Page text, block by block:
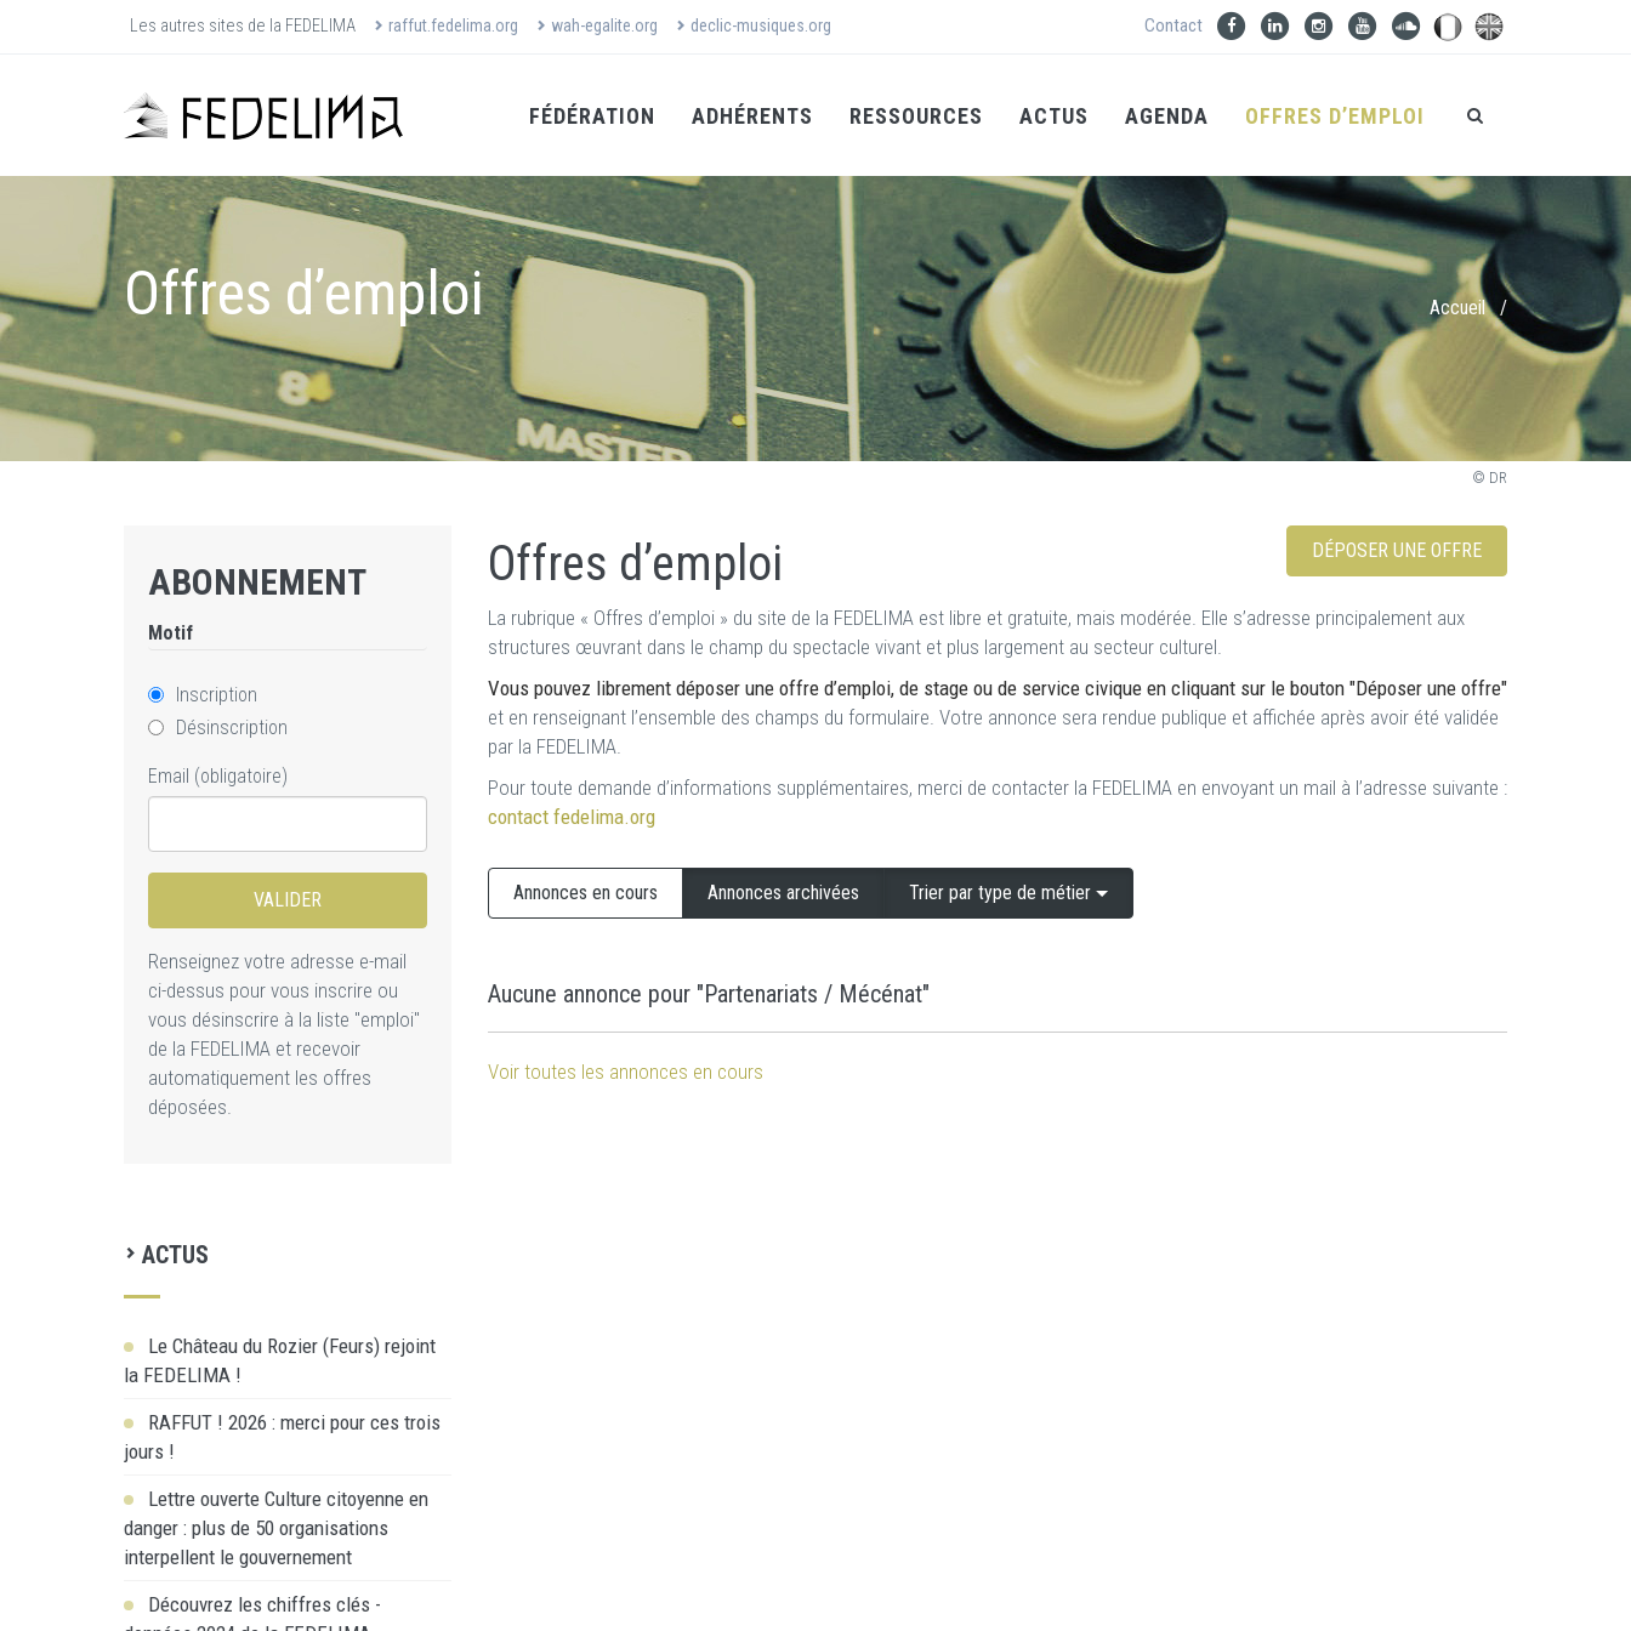
Les autres sites de la FEDELIMA raffut.fedelima.org wah-egalite.org declic-musiques.org Contact
FÉDÉRATION ADHÉRENTS RESSOURCES ACTUS AGENDA OFFRES D’EMPLOI
Offres d’emploi Accueil/
© DR
ABONNEMENT
Motif
Inscription
Désinscription
Email (obligatoire)
Renseignez votre adresse e-mail
ci-dessus pour vous inscrire ou
vous désinscrire à la liste "emploi"
de la FEDELIMA et recevoir
automatiquement les offres
déposées.
ACTUS
Le Château du Rozier (Feurs) rejoint
la FEDELIMA !
RAFFUT ! 2026 : merci pour ces trois
jours !
Lettre ouverte Culture citoyenne en
danger : plus de 50 organisations
interpellent le gouvernement
Découvrez les chiffres clés -
Offres d’emploi DÉPOSER UNE OFFRE
La rubrique « Offres d’emploi » du site de la FEDELIMA est libre et gratuite, mais modérée. Elle s’adresse principalement aux
structures œuvrant dans le champ du spectacle vivant et plus largement au secteur culturel.
Vous pouvez librement déposer une offre d’emploi, de stage ou de service civique en cliquant sur le bouton "Déposer une offre"
et en renseignant l’ensemble des champs du formulaire. Votre annonce sera rendue publique et affichée après avoir été validée
par la FEDELIMA.
Pour toute demande d’informations supplémentaires, merci de contacter la FEDELIMA en envoyant un mail à l’adresse suivante :
contact fedelima.org
Annonces en cours Annonces archivées Trier par type de métier
Aucune annonce pour "Partenariats / Mécénat"
Voir toutes les annonces en cours